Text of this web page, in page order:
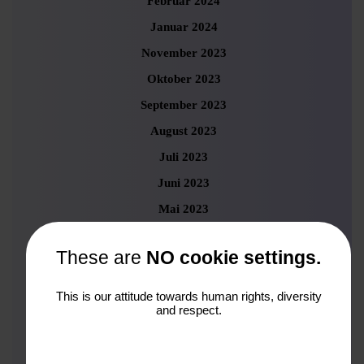
Januar 2024
November 2023
Oktober 2023
September 2023
August 2023
Juli 2023
Juni 2023
Mai 2023
März 2023
Januar 2023
These are NO cookie settings.
This is our attitude towards human rights, diversity
and respect.